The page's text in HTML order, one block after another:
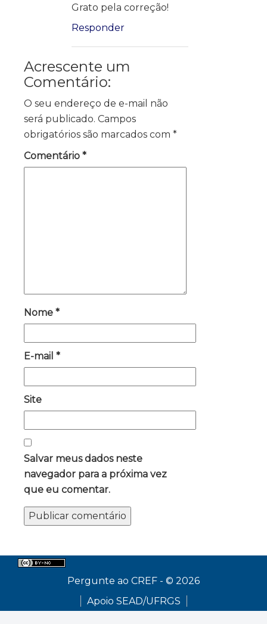
Grato pela correção!
Responder
Acrescente um
Comentário:
O seu endereço de e-mail não
será publicado. Campos
obrigatórios são marcados com *
Comentário *
Nome *
E-mail *
Site
Salvar meus dados neste
navegador para a próxima vez
que eu comentar.
Pergunte ao CREF - © 2026
Apoio SEAD/UFRGS